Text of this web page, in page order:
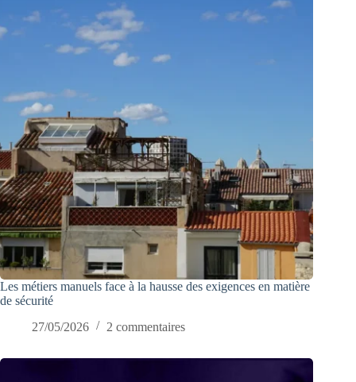
Les métiers manuels face à la hausse des exigences en matière
de sécurité
27/05/2026
2 commentaires